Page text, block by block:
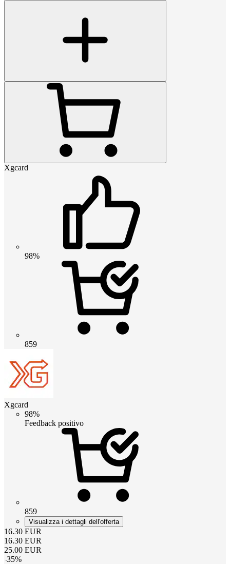
Xgcard
98%
859
Xgcard
98%
Feedback positivo
859
Visualizza i dettagli dell'offerta
16.30 EUR
16.30 EUR
25.00 EUR
-35%